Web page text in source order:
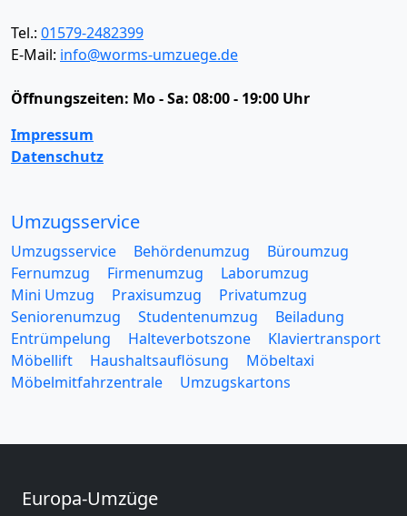
Tel.: 01579-2482399
E-Mail: info@worms-umzuege.de
Öffnungszeiten: Mo - Sa: 08:00 - 19:00 Uhr
Impressum
Datenschutz
Umzugsservice
Umzugsservice Behördenumzug
Büroumzug
Fernumzug
Firmenumzug
Laborumzug
Mini Umzug
Praxisumzug
Privatumzug
Seniorenumzug
Studentenumzug
Beiladung
Entrümpelung
Halteverbotszone
Klaviertransport
Möbellift
Haushaltsauflösung
Möbeltaxi
Möbelmitfahrzentrale
Umzugskartons
Europa-Umzüge